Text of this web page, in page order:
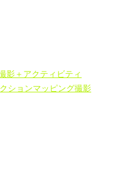
影＋アクティビティ
ションマッピング撮影